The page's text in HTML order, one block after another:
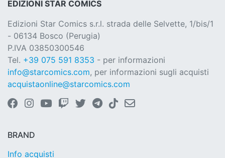
EDIZIONI STAR COMICS
Edizioni Star Comics s.r.l. strada delle Selvette, 1/bis/1
- 06134 Bosco (Perugia)
P.IVA 03850300546
Tel. +39 075 591 8353 - per informazioni
info@starcomics.com, per informazioni sugli acquisti
acquistaonline@starcomics.com
BRAND
Info acquisti